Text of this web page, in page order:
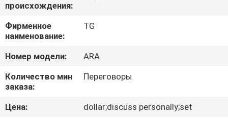
НАС
ПУТЕШЕСТВИЕ
ФАБРИКИ
ПРОВЕРКА
КАЧЕСТВА
происхождения:
Фирменное
наименование:
TG
Номер модели:
ARA
Количество мин
заказа:
Переговоры
Цена:
dollar;discuss personally;set